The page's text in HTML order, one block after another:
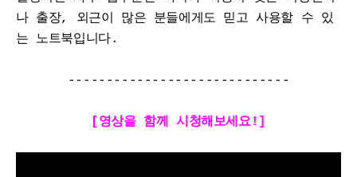
나 출장, 외근이 많은 분들에게도 믿고 사용할 수 있
는 노트북입니다.
-----------------------------
[영상을 함께 시청해보세요!]